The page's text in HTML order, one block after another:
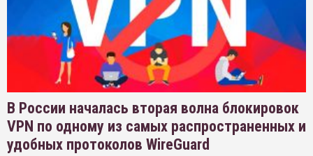
В России началась вторая волна блокировок
VPN по одному из самых распространенных и
удобных протоколов WireGuard